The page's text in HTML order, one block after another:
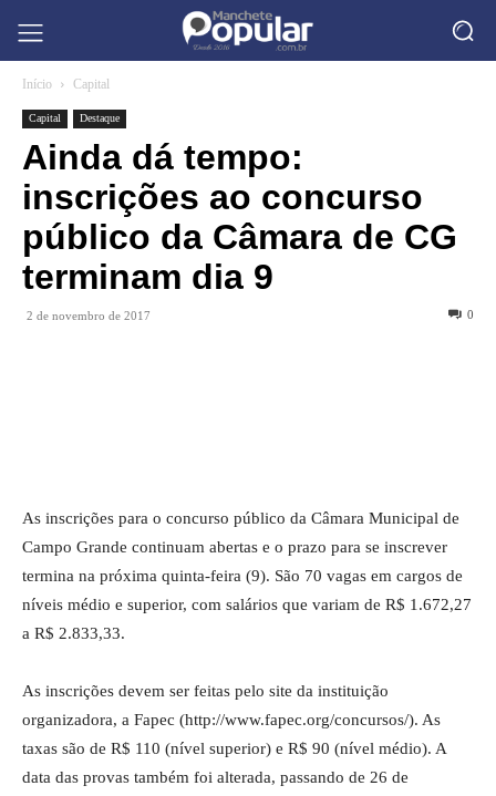
Início Capital
Capital Destaque
Ainda dá tempo:
inscrições ao concurso
público da Câmara de CG
terminam dia 9
2 de novembro de 2017 0
As inscrições para o concurso público da Câmara Municipal de
Campo Grande continuam abertas e o prazo para se inscrever
termina na próxima quinta-feira (9). São 70 vagas em cargos de
níveis médio e superior, com salários que variam de R$ 1.672,27
a R$ 2.833,33.
As inscrições devem ser feitas pelo site da instituição
organizadora, a Fapec (http://www.fapec.org/concursos/). As
taxas são de R$ 110 (nível superior) e R$ 90 (nível médio). A
data das provas também foi alterada, passando de 26 de